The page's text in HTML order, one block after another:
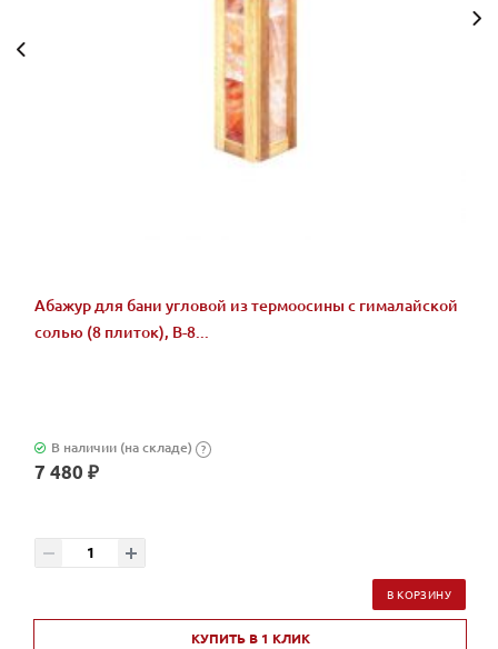
Абажур для бани угловой из термоосины с гималайской
солью (8 плиток), В-8...
В наличии (на складе) ?
7 480 ₽
В КОРЗИНУ
КУПИТЬ В 1 КЛИК